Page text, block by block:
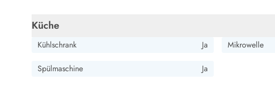
Kultur in Dänemark
Historische Museen
Sehenswürdigkeiten
Kunstmuseen
Kunsthandwerk und Galerien
Küche
Kühlschrank Ja Mikrowelle
Spülmaschine Ja